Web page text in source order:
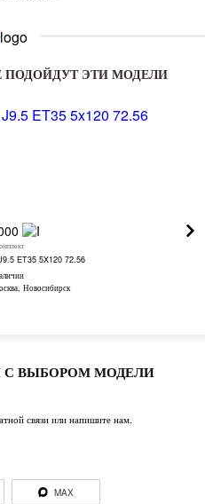
ЭТИ МОДЕЛИ
ET35 5X120 72.56
Новосибирск
С ВЫБОРОМ МОДЕЛИ
связи или напишите нам.
MAX